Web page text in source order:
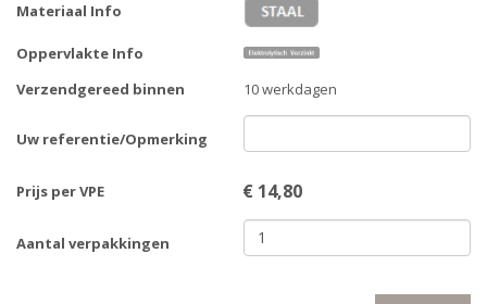
Materiaal Info
Oppervlakte Info
Verzendgereed binnen
10 werkdagen
Uw referentie/Opmerking
Prijs per VPE € 14,80
Aantal verpakkingen